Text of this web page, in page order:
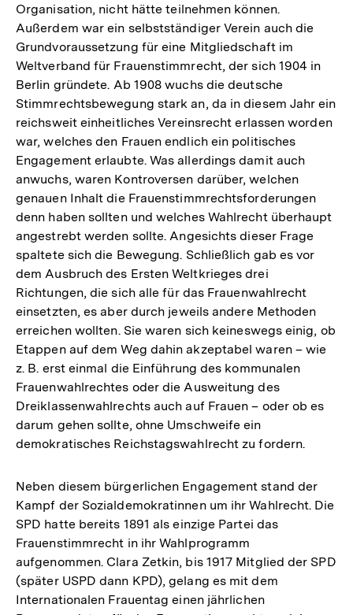
Organisation, nicht hätte teilnehmen können.
Außerdem war ein selbstständiger Verein auch die
Grundvoraussetzung für eine Mitgliedschaft im
Weltverband für Frauenstimmrecht, der sich 1904 in
Berlin gründete. Ab 1908 wuchs die deutsche
Stimmrechtsbewegung stark an, da in diesem Jahr ein
reichsweit einheitliches Vereinsrecht erlassen worden
war, welches den Frauen endlich ein politisches
Engagement erlaubte. Was allerdings damit auch
anwuchs, waren Kontroversen darüber, welchen
genauen Inhalt die Frauenstimmrechtsforderungen
denn haben sollten und welches Wahlrecht überhaupt
angestrebt werden sollte. Angesichts dieser Frage
spaltete sich die Bewegung. Schließlich gab es vor
dem Ausbruch des Ersten Weltkrieges drei
Richtungen, die sich alle für das Frauenwahlrecht
einsetzten, es aber durch jeweils andere Methoden
erreichen wollten. Sie waren sich keineswegs einig, ob
Etappen auf dem Weg dahin akzeptabel waren – wie
z. B. erst einmal die Einführung des kommunalen
Frauenwahlrechtes oder die Ausweitung des
Dreiklassenwahlrechts auch auf Frauen – oder ob es
darum gehen sollte, ohne Umschweife ein
demokratisches Reichstagswahlrecht zu fordern.
Neben diesem bürgerlichen Engagement stand der
Kampf der Sozialdemokratinnen um ihr Wahlrecht. Die
SPD hatte bereits 1891 als einzige Partei das
Frauenstimmrecht in ihr Wahlprogramm
aufgenommen. Clara Zetkin, bis 1917 Mitglied der SPD
(später USPD dann KPD), gelang es mit dem
Internationalen Frauentag einen jährlichen